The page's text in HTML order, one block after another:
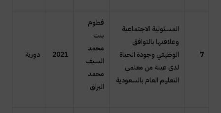
7
المسئولية الاجتماعية
وعلاقتها بالتوافق
الوظيفي وجودة الحياة
لدى عينة من معلمي
التعليم العام بالسعودية
فطوم
بنت
محمد
السيف
محمد
البراق
2021 دورية